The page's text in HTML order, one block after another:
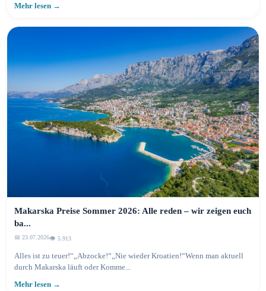
Mehr lesen →
Makarska Preise Sommer 2026: Alle reden – wir zeigen euch
ba...
📅 23.07.2026👁️ 5.913
Alles ist zu teuer!“„Abzocke!“„Nie wieder Kroatien!“Wenn man aktuell
durch Makarska läuft oder Komme...
Mehr lesen →